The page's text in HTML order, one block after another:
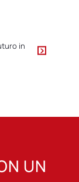
in
UN